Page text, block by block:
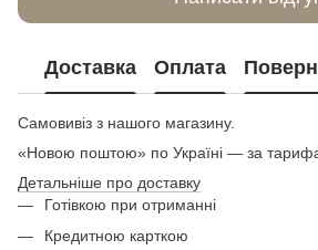
Доставка Оплата
Самовивіз з нашого магазину.
«Новою поштою» по Україні — за
Детальніше про доставку
Готівкою при отриманні
Кредитною карткою